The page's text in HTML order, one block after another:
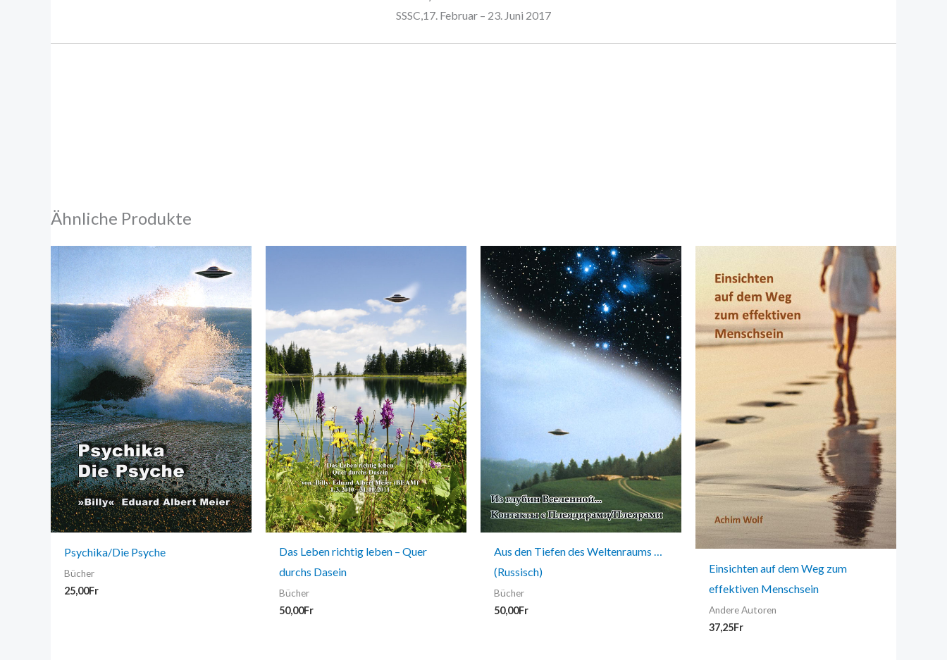
SSSC,17. Februar – 23. Juni 2017
Ähnliche Produkte
Psychika/Die Psyche
Bücher
25,00Fr
Das Leben richtig leben – Quer
durchs Dasein
Bücher
50,00Fr
Aus den Tiefen des Weltenraums …
(Russisch)
Bücher
50,00Fr
Einsichten auf dem Weg zum
effektiven Menschsein
Andere Autoren
37,25Fr